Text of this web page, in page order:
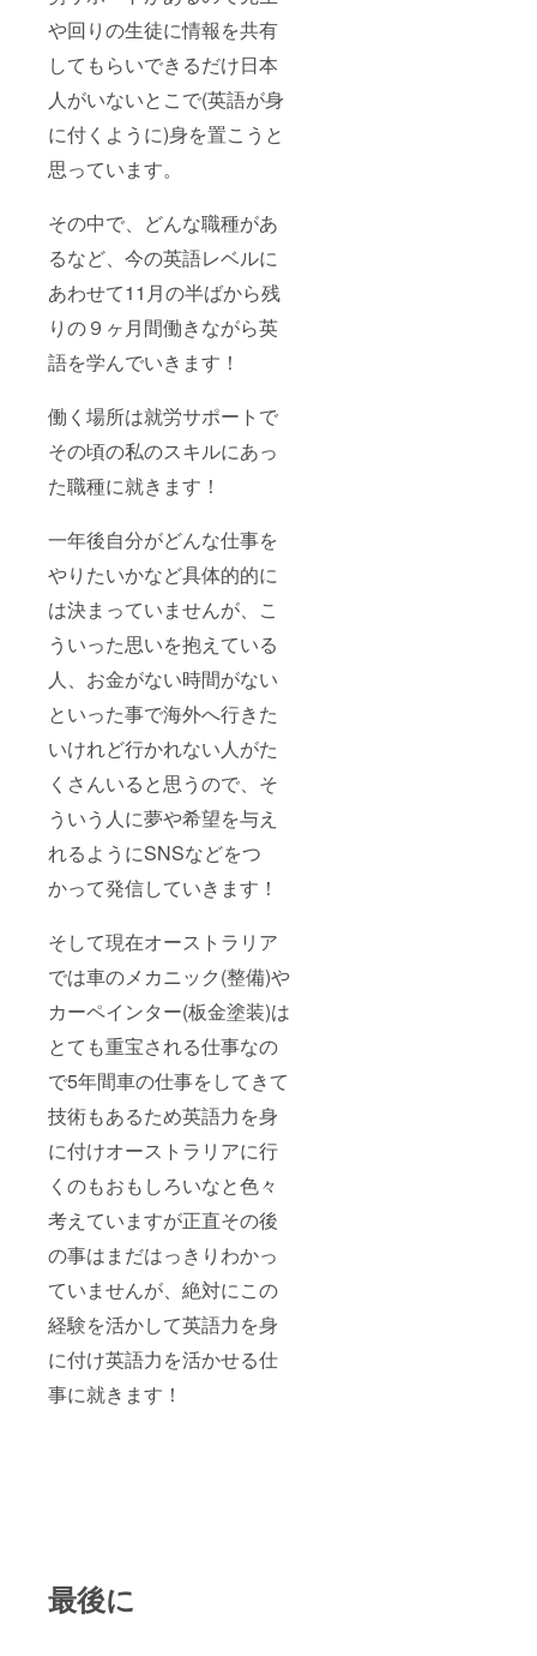
や回りの生徒に情報を共有
してもらいできるだけ日本
人がいないとこで(英語が身
に付くように)身を置こうと
思っています。
その中で、どんな職種があ
るなど、今の英語レベルに
あわせて11月の半ばから残
りの９ヶ月間働きながら英
語を学んでいきます！
働く場所は就労サポートで
その頃の私のスキルにあっ
た職種に就きます！
一年後自分がどんな仕事を
やりたいかなど具体的的に
は決まっていませんが、こ
ういった思いを抱えている
人、お金がない時間がない
といった事で海外へ行きた
いけれど行かれない人がた
くさんいると思うので、そ
ういう人に夢や希望を与え
れるようにSNSなどをつ
かって発信していきます！
そして現在オーストラリア
では車のメカニック(整備)や
カーペインター(板金塗装)は
とても重宝される仕事なの
で5年間車の仕事をしてきて
技術もあるため英語力を身
に付けオーストラリアに行
くのもおもしろいなと色々
考えていますが正直その後
の事はまだはっきりわかっ
ていませんが、絶対にこの
経験を活かして英語力を身
に付け英語力を活かせる仕
事に就きます！
最後に